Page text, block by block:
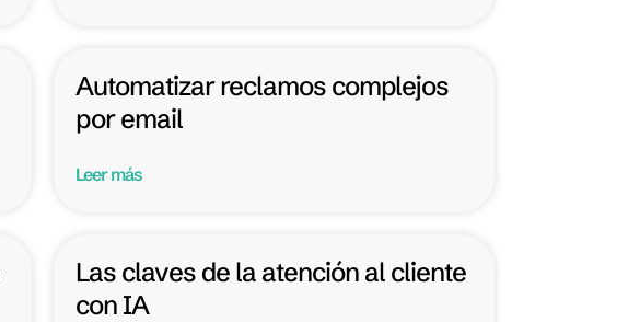
Automatizar reclamos complejos
por email
Leer más
Las claves de la atención al cliente
con IA